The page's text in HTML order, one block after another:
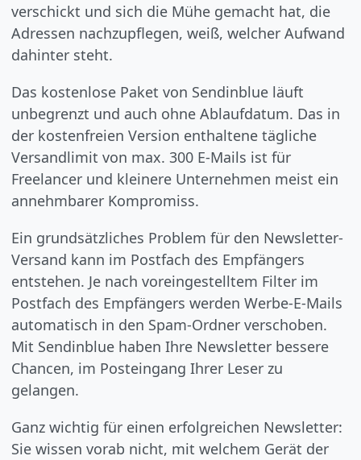
verschickt und sich die Mühe gemacht hat, die
Adressen nachzupflegen, weiß, welcher Aufwand
dahinter steht.
Das kostenlose Paket von Sendinblue läuft
unbegrenzt und auch ohne Ablaufdatum. Das in
der kostenfreien Version enthaltene tägliche
Versandlimit von max. 300 E-Mails ist für
Freelancer und kleinere Unternehmen meist ein
annehmbarer Kompromiss.
Ein grundsätzliches Problem für den Newsletter-
Versand kann im Postfach des Empfängers
entstehen. Je nach voreingestelltem Filter im
Postfach des Empfängers werden Werbe-E-Mails
automatisch in den Spam-Ordner verschoben.
Mit Sendinblue haben Ihre Newsletter bessere
Chancen, im Posteingang Ihrer Leser zu
gelangen.
Ganz wichtig für einen erfolgreichen Newsletter:
Sie wissen vorab nicht, mit welchem Gerät der